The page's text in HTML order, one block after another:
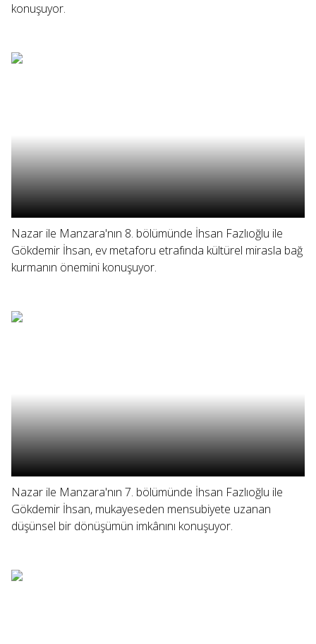
konuşuyor.
Nazar ile Manzara'nın 8. bölümünde İhsan Fazlıoğlu ile
Gökdemir İhsan, ev metaforu etrafında kültürel mirasla bağ
kurmanın önemini konuşuyor.
Nazar ile Manzara'nın 7. bölümünde İhsan Fazlıoğlu ile
Gökdemir İhsan, mukayeseden mensubiyete uzanan
düşünsel bir dönüşümün imkânını konuşuyor.